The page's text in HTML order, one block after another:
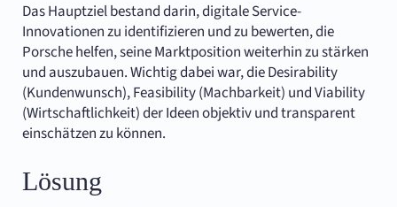
Das Hauptziel bestand darin, digitale Service-
Innovationen zu identifizieren und zu bewerten, die
Porsche helfen, seine Marktposition weiterhin zu stärken
und auszubauen. Wichtig dabei war, die Desirability
(Kundenwunsch), Feasibility (Machbarkeit) und Viability
(Wirtschaftlichkeit) der Ideen objektiv und transparent
einschätzen zu können.
Lösung